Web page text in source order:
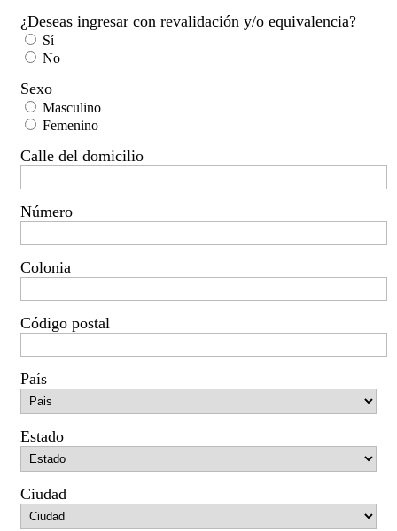
¿Deseas ingresar con revalidación y/o equivalencia?
Sí
No
Sexo
Masculino
Femenino
Calle del domicilio
Número
Colonia
Código postal
País
Estado
Ciudad